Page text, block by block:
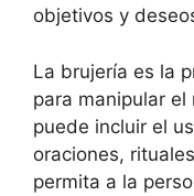
objetivos y
La brujería es la
para manipular
puede incluir el
oraciones,
permita a la